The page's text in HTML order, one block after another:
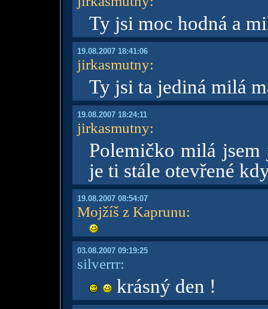
Ty jsi moc hodná a
19.08.2007 18:41:06
jirkasmutny:
Ty jsi ta jediná milá
19.08.2007 18:24:11
jirkasmutny:
Polemičko milá
je ti stále otevřené
19.08.2007 08:54:07
Mojžíš z Kaprunu:
03.08.2007 09:19:25
silverrr:
krásný den !